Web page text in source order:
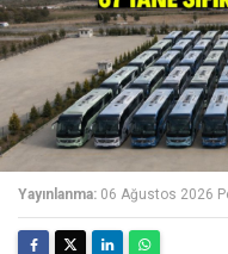
Yayınlanma: 06 Ağustos 2026